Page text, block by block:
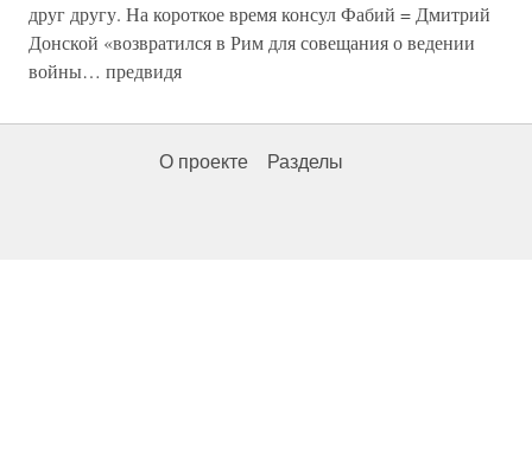
друг другу. На короткое время консул Фабий = Дмитрий
Донской «возвратился в Рим для совещания о ведении
войны… предвидя
О проекте Разделы